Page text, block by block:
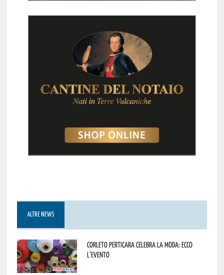
ALTRE NEWS
Corleto Perticara celebra la moda: ecco
l’evento